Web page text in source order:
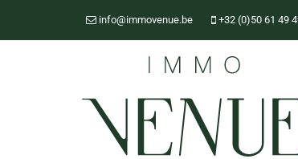
info@immovenue.be +32 (0)50 61 49